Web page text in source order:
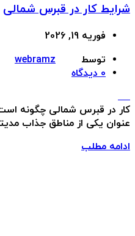
شرایط کار در قبرس شمالی
فوریه 19, 2026
توسط
webramz
0 دیدگاه
کار در قبرس شمالی چگونه
عنوان یکی از مناطق جذاب
ادامه مطلب